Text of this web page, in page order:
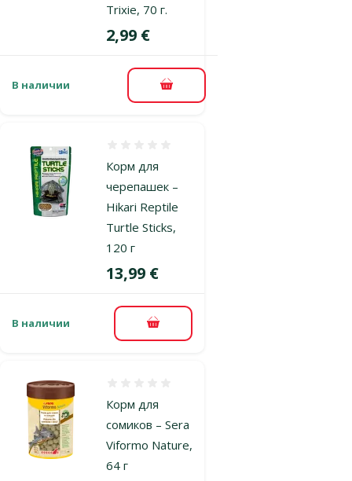
Trixie, 70 г.
Цена
2,99 €
В наличии В корзину
Корм для
черепашек –
Hikari Reptile
Turtle Sticks,
120 г
Цена
13,99 €
В наличии В корзину
Корм для
сомиков – Sera
Viformo Nature,
64 г